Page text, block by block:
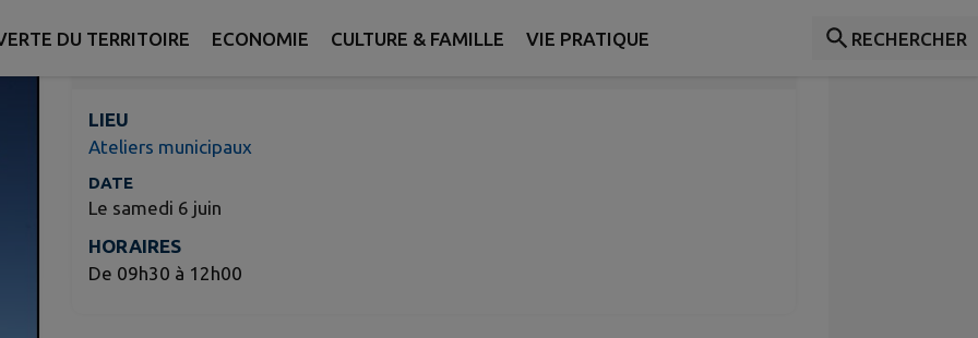
DU TERRITOIRE ECONOMIE CULTURE & FAMILLE VIE PRATIQUE RECHERCHER
LIEU
Ateliers municipaux
DATE
Le samedi 6 juin
HORAIRES
De 09h30 à 12h00